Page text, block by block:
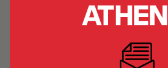
ΟΛΑ ΤΑ ΑΡΘΡΑ ΤΟΥ